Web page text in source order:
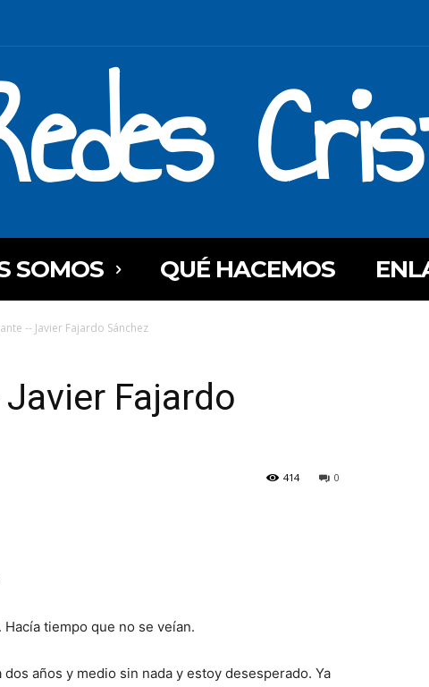
SOMOS QUÉ HACEMOS
-- Javier Fajardo Sánchez
Fajardo
0
414
tiempo que no se veían.
años y medio sin nada y estoy desesperado. Ya